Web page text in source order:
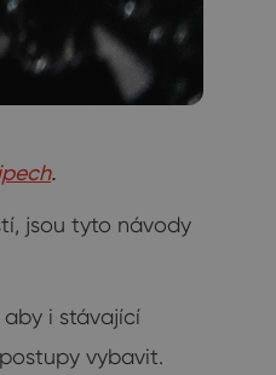
.
jsou tyto návody
aby i stávající
vybavit.